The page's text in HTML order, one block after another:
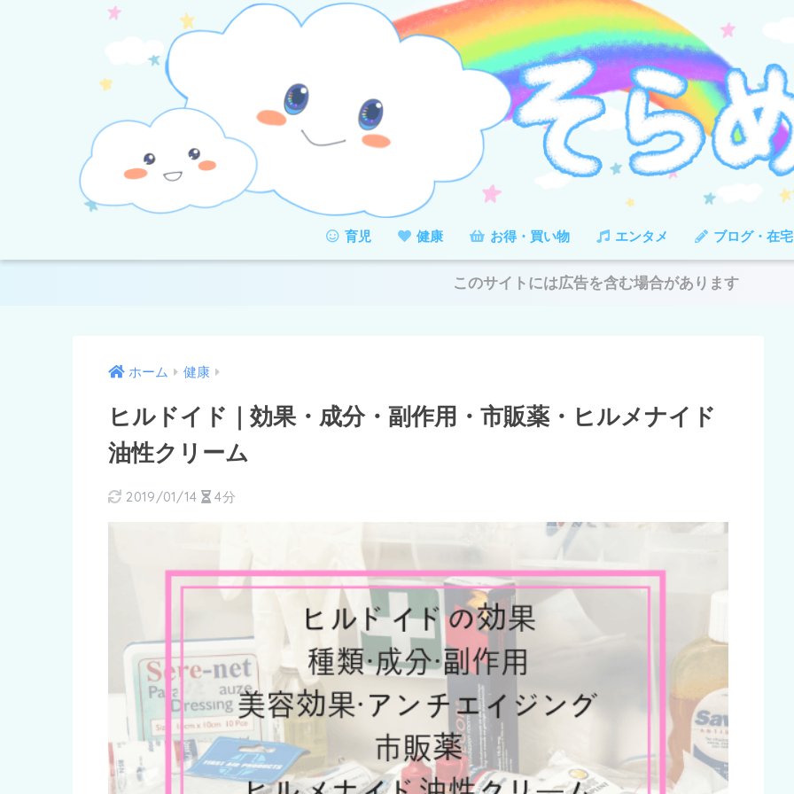
育児 健康 お得・買い物 エンタメ ブログ・在宅
このサイトには広告を含む場合があります
ホーム 健康
ヒルドイド｜効果・成分・副作用・市販薬・ヒルメナイド
油性クリーム
2019/01/14 4分